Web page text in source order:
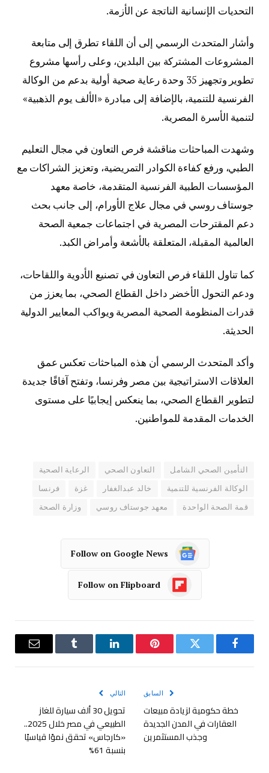
التحديات الإنسانية الناتجة عن الأزمة.
وأشار المتحدث الرسمي إلى أن اللقاء تطرق إلى متابعة
المشروعات المشتركة بين البلدين، وعلى رأسها مشروع
تطوير وتجهيز 35 وحدة رعاية صحية أولية بدعم من الوكالة
الفرنسية للتنمية، بالإضافة إلى مبادرة «الألف يوم الذهبية»
لتنمية الأسرة المصرية.
وشهدت المباحثات مناقشة فرص التعاون في مجال التعليم
الطبي، ورفع كفاءة الكوادر التمريضية، وتعزيز الشراكات مع
المؤسسات الطبية الفرنسية المتقدمة، خاصة معهد
جوستاف روسي في مجال علاج الأورام، إلى جانب بحث
دعم المقترحات المصرية في اجتماعات جمعية الصحة
العالمية المقبلة، المتعلقة بالأشعة وأمراض الكبد.
كما تناول اللقاء فرص التعاون في تصنيع الأدوية واللقاحات،
ودعم التحول الأخضر داخل القطاع الصحي، بما يعزز من
قدرات المنظومة الصحية المصرية ويواكب المعايير الدولية
الحديثة.
وأكد المتحدث الرسمي أن هذه المباحثات تعكس عمق
العلاقات الاستراتيجية بين مصر وفرنسا، وتفتح آفاقًا جديدة
لتطوير القطاع الصحي، بما ينعكس إيجابيًا على مستوى
الخدمات المقدمة للمواطنين.
التأمين الصحي الشامل التعاون الصحي الرعاية الصحية
الوكالة الفرنسية للتنمية خالد عبدالغفار غزة فرنسا
قمة الصحة الواحدة معهد جوستاف روسي وزارة الصحة
Follow on Google News
Follow on Flipboard
فيسبوك تويتر بينتيريستلينكدإن Tumblr
البريد
السابق
خطة حكومية لزيادة مبيعات
العقارات في المدن الجديدة
وجذب المستثمرين
التالي
تحويل 30 ألف سيارة للغاز
الطبيعي في مصر خلال 2025..
«كارجاس» تحقق نموًا قياسيًا
بنسبة 61%